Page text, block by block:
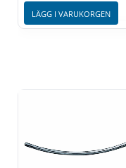
LÄGG I VARUKORGEN